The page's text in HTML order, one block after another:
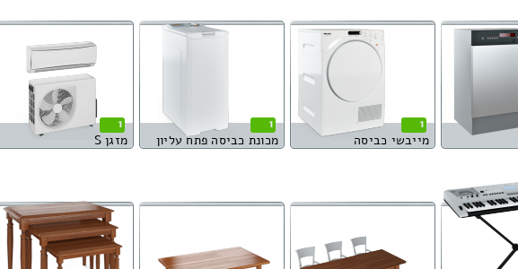
1
מייבשי כביסה
1
מכונת כביסה פתח עליון
1
מזגן S